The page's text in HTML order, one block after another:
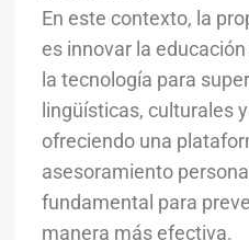
En este contexto, la
es innovar la
la tecnología para
lingüísticas, culturales
ofreciendo una
asesoramiento
fundamental para
manera más efectiva.